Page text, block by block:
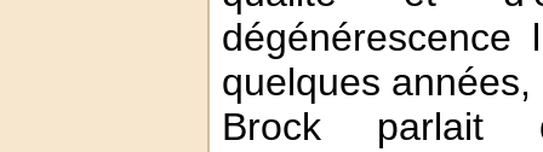
quelques années,
Brock parlait